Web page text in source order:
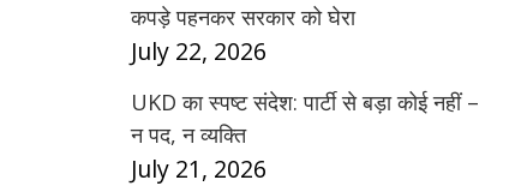
कपड़े पहनकर सरकार को घेरा
July 22, 2026
UKD का स्पष्ट संदेश: पार्टी से बड़ा कोई नहीं –
न पद, न व्यक्ति
July 21, 2026